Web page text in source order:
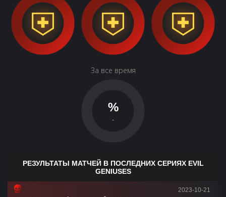
За все время
%
-
РЕЗУЛЬТАТЫ МАТЧЕЙ В ПОСЛЕДНИХ СЕРИЯХ EVIL
GENIUSES
2023-10-21